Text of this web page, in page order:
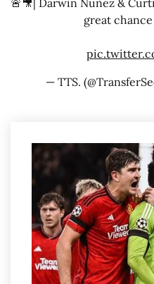
🚨🎥| Darwin Nuñez &
great
— TTS.